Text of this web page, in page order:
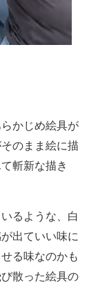
かじめ絵具が
のまま絵に描
斬新な描き
るような、白
出ていい味に
る味なのかも
散った絵具の